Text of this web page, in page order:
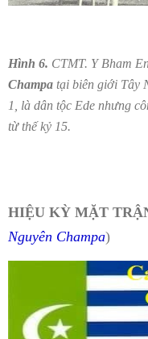
Hình 6. CTMT. Y Bham
Champa tại biên giới Tây
1, là dân tộc Ede nhưng
từ thế kỷ 15.
HIỆU KỲ MẶT
Nguyên Champa)